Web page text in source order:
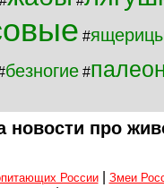
#
безногие #
новости про
России| Змеи